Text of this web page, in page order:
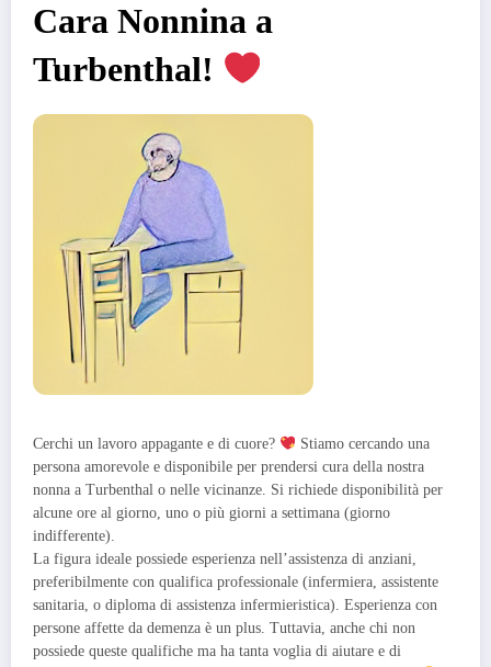
Cara Nonnina a
Turbenthal!
Cerchi un lavoro appagante e di cuore?
Stiamo cercando una
persona amorevole e disponibile per prendersi cura della nostra
nonna a Turbenthal o nelle vicinanze. Si richiede disponibilità per
alcune ore al giorno, uno o più giorni a settimana (giorno
indifferente).
La figura ideale possiede esperienza nell’assistenza di anziani,
preferibilmente con qualifica professionale (infermiera, assistente
sanitaria, o diploma di assistenza infermieristica). Esperienza con
persone affette da demenza è un plus. Tuttavia, anche chi non
possiede queste qualifiche ma ha tanta voglia di aiutare e di